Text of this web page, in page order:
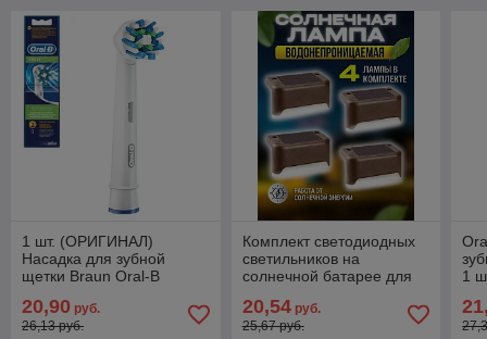
1 шт. (ОРИГИНАЛ)
Насадка для зубной
щетки Braun Oral-B
20,90 руб.
26,13 руб.
Комплект светодиодных
светильников на
солнечной батарее для
ограждений (4 шт)
20,54руб.
25,67 руб.
1